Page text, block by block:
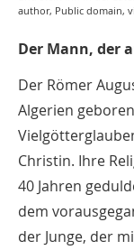
author, Public domain,
Der Mann, der
Der Römer
Algerien
Christin. Ihre
40 Jahren
dem
der Junge, der